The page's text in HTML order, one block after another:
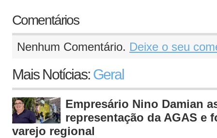
Comentários
Nenhum Comentário. Deixe o seu
Mais Notícias: Geral
Empresário Nino Damian
representação da AGAS e
varejo regional